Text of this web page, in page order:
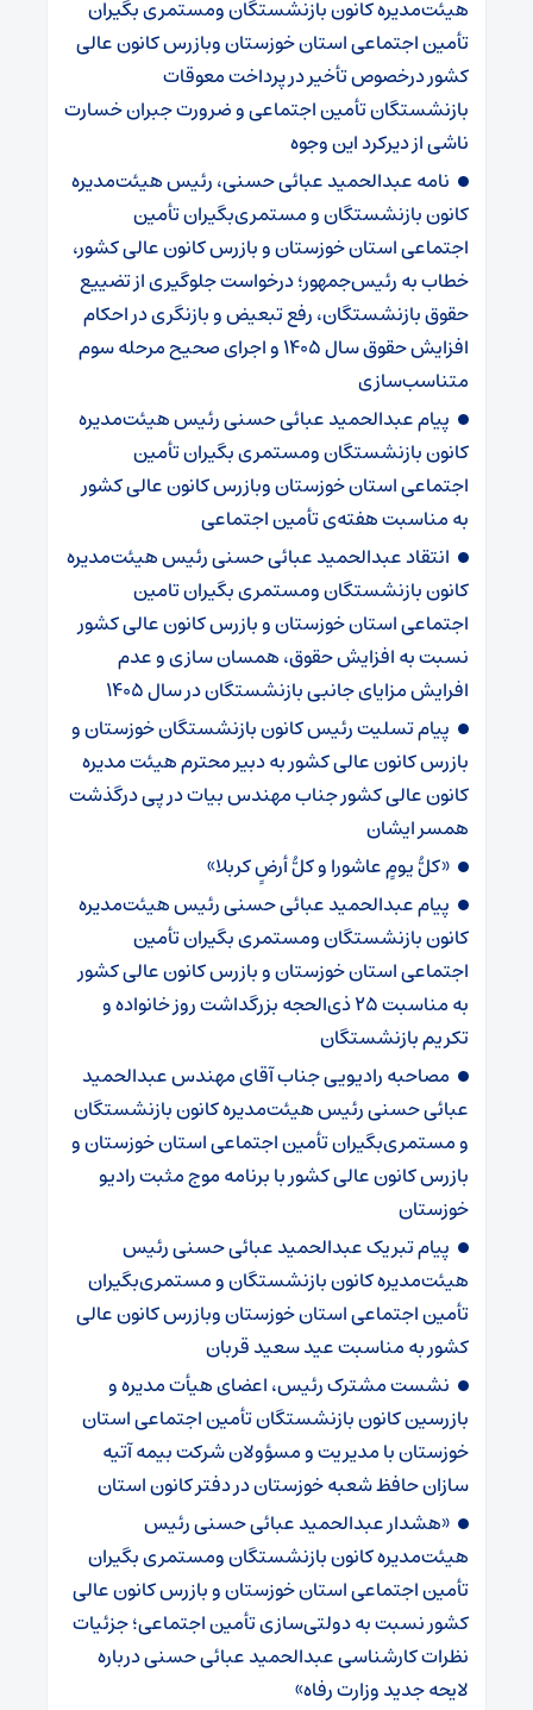
هیئت‌مدیره کانون بازنشستگان ومستمری بگیران
تأمین اجتماعی استان خوزستان وبازرس کانون عالی
کشور درخصوص تأخیر در پرداخت معوقات
بازنشستگان تأمین اجتماعی و ضرورت جبران خسارت
ناشی از دیرکرد این وجوه
نامه عبدالحمید عبائی حسنی، رئیس هیئت‌مدیره
کانون بازنشستگان و مستمری‌بگیران تأمین
اجتماعی استان خوزستان و بازرس کانون عالی کشور،
خطاب به رئیس‌جمهور؛ درخواست جلوگیری از تضییع
حقوق بازنشستگان، رفع تبعیض و بازنگری در احکام
افزایش حقوق سال ۱۴۰۵ و اجرای صحیح مرحله سوم
متناسب‌سازی
پیام عبدالحمید عبائی حسنی رئیس هیئت‌مدیره
کانون بازنشستگان ومستمری بگیران تأمین
اجتماعی استان خوزستان وبازرس کانون عالی کشور
به مناسبت هفته‌ی تأمین اجتماعی
انتقاد عبدالحمید عبائی حسنی رئیس هیئت‌مدیره
کانون بازنشستگان ومستمری بگیران تامین
اجتماعی استان خوزستان و بازرس کانون عالی کشور
نسبت به افزایش حقوق، همسان سازی و عدم
افرایش مزایای جانبی بازنشستگان در سال ۱۴۰۵
پیام تسلیت رئیس کانون بازنشستگان خوزستان و
بازرس کانون عالی کشور به دبیر محترم هیئت مدیره
کانون عالی کشور جناب مهندس بیات در پی درگذشت
همسر ایشان
«کلُّ یومٍ عاشورا و کلُّ أرضٍ کربلا»
پیام عبدالحمید عبائی حسنی رئیس هیئت‌مدیره
کانون بازنشستگان ومستمری بگیران تأمین
اجتماعی استان خوزستان و بازرس کانون عالی کشور
به مناسبت ۲۵ ذی‌الحجه بزرگداشت روز خانواده و
تکریم بازنشستگان
مصاحبه رادیویی جناب آقای مهندس عبدالحمید
عبائی حسنی رئیس هیئت‌مدیره کانون بازنشستگان
و مستمری‌بگیران تأمین اجتماعی استان خوزستان و
بازرس کانون عالی کشور با برنامه موج مثبت رادیو
خوزستان
پیام تبریک عبدالحمید عبائی حسنی رئیس
هیئت‌مدیره کانون بازنشستگان و مستمری‌بگیران
تأمین اجتماعی استان خوزستان وبازرس کانون عالی
کشور به مناسبت عید سعید قربان
نشست مشترک رئیس، اعضای هیأت مدیره و
بازرسین کانون بازنشستگان تأمین اجتماعی استان
خوزستان با مدیریت و مسؤولان شرکت بیمه آتیه
سازان حافظ شعبه خوزستان در دفتر کانون استان
«هشدار عبدالحمید عبائی حسنی رئیس
هیئت‌مدیره کانون بازنشستگان ومستمری بگیران
تأمین اجتماعی استان خوزستان و بازرس کانون عالی
کشور نسبت به دولتی‌سازی تأمین اجتماعی؛ جزئیات
نظرات کارشناسی عبدالحمید عبائی حسنی درباره
لایحه جدید وزارت رفاه»